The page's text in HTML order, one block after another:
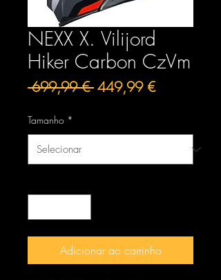
NEXX X. Vilijord
Hiker Carbon CzVm
699,99 € Preço
449,99 €Preço
Tamanho *
Adicionar ao carrinho